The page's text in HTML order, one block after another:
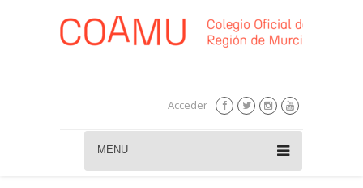
Acceder
MENU